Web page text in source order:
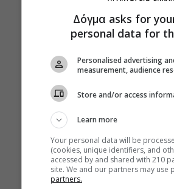
Δόγμα asks for
personal data for
Personalised advertising
measurement, audience
Store and/or access
Learn more
Your personal data will be
(cookies, unique identifiers, and
accessed by and shared with 210
site. We and our partners may use
partners.